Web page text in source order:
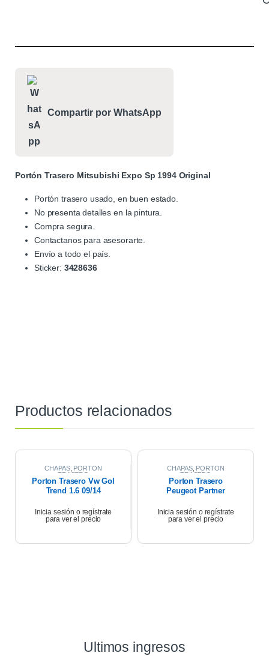
Compartir por WhatsApp
Portón Trasero Mitsubishi Expo Sp 1994 Original
Portón trasero usado, en buen estado.
No presenta detalles en la pintura.
Compra segura.
Contactanos para asesorarte.
Envío a todo el país.
Sticker: 3428636
Productos relacionados
CHAPAS, PORTON
TRASERO
Porton Trasero Vw Gol
Trend 1.6 09/14
Inicia sesión o regístrate
para ver el precio
CHAPAS, PORTON
TRASERO
Porton Trasero
Peugeot Partner
2012
Inicia sesión o regístrate
para ver el precio
Ultimos ingresos